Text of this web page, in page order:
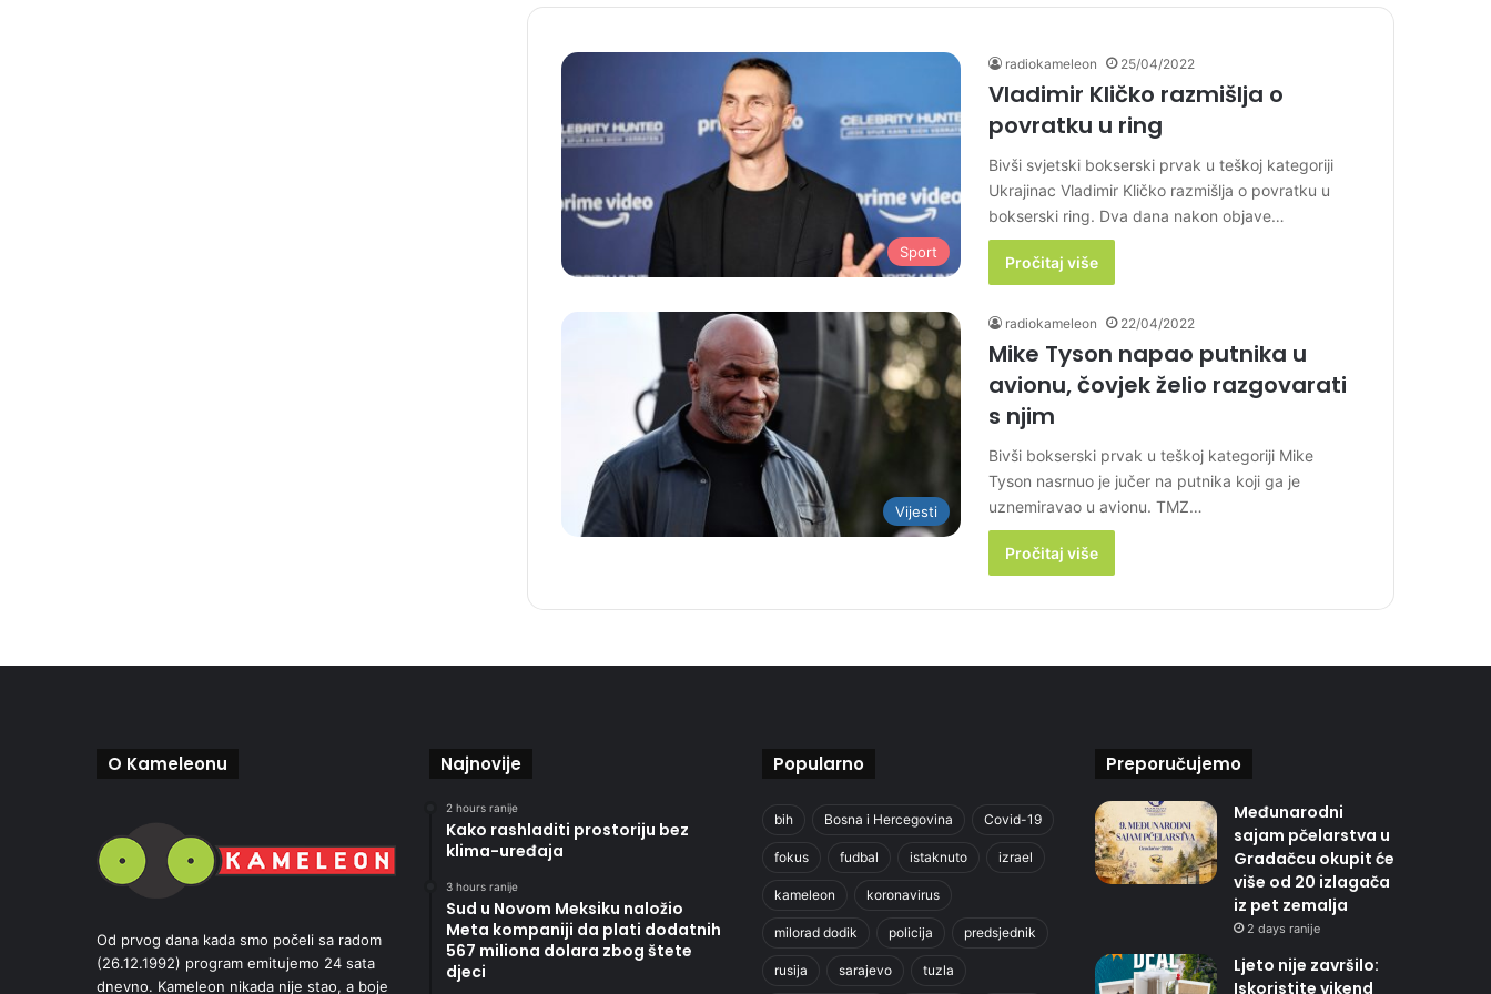
Sport
radiokameleon 25/04/2022
Vladimir Kličko razmišlja o
povratku u ring
Bivši svjetski bokserski prvak u teškoj kategoriji
Ukrajinac Vladimir Kličko razmišlja o povratku u
bokserski ring. Dva dana nakon objave…
Pročitaj više
Vijesti
radiokameleon 22/04/2022
Mike Tyson napao putnika u
avionu, čovjek želio razgovarati
s njim
Bivši bokserski prvak u teškoj kategoriji Mike
Tyson nasrnuo je jučer na putnika koji ga je
uznemiravao u avionu. TMZ…
Pročitaj više
O Kameleonu
Od prvog dana kada smo počeli sa radom
(26.12.1992) program emitujemo 24 sata
dnevno. Kameleon nikada nije stao, a boje
Najnovije
2 hours ranije
Kako rashladiti prostoriju bez
klima-uređaja
3 hours ranije
Sud u Novom Meksiku naložio
Meta kompaniji da plati dodatnih
567 miliona dolara zbog štete
djeci
Popularno
bih Bosna i Hercegovina Covid-19
fokus fudbal istaknuto izrael
kameleon koronavirus
milorad dodik policija predsjednik
rusija sarajevo tuzla
Preporučujemo
Međunarodni
sajam pčelarstva u
Gradačcu okupit će
više od 20 izlagača
iz pet zemalja
2 days ranije
Ljeto nije završilo:
Iskoristite vikend